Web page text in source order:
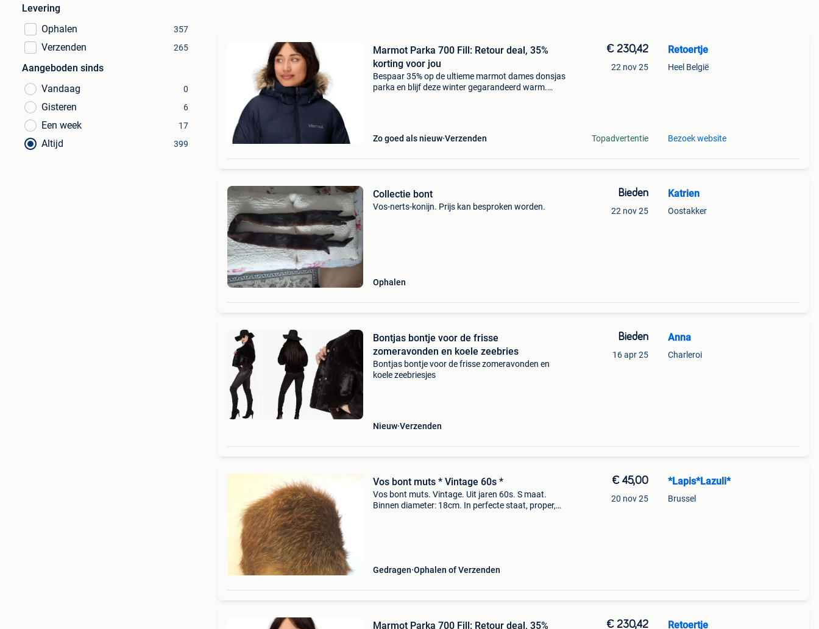
Levering
Ophalen
357
Verzenden 265
Aangeboden sinds
Vandaag
0
Gisteren 6
Een week 17
Altijd 399
Marmot Parka 700 Fill: Retour deal, 35%
korting voor jou
Bespaar 35% op de ultieme marmot dames donsjas
parka en blijf deze winter gegarandeerd warm.
Zo goed als nieuw Verzenden
€ 230,42
22 nov 25
Topadvertentie
Retoertje
Heel België
Bezoek website
Collectie bont
Vos-nerts-konijn. Prijs kan besproken worden.
Ophalen
Bieden
22 nov 25
Katrien
Oostakker
Bontjas bontje voor de frisse
zomeravonden en koele zeebries
Bontjas bontje voor de frisse zomeravonden en
koele zeebriesjes
Nieuw Verzenden
Bieden
16 apr 25
Anna
Charleroi
Vos bont muts * Vintage 60s *
Vos bont muts. Vintage. Uit jaren 60s. S maat.
Binnen diameter: 18cm. In perfecte staat, proper,
Gedragen Ophalen of Verzenden
€ 45,00
20 nov 25
*Lapis*Lazuli*
Brussel
Marmot Parka 700 Fill: Retour deal, 35%
€ 230,42 Retoertje